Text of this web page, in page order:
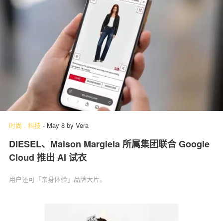
时尚 . 科技 - May 8 by Vera
DIESEL、Maison Margiela 所属集团联合 Google
Cloud 推出 AI 试衣
用户还可「亲身体验」‌品牌大片。